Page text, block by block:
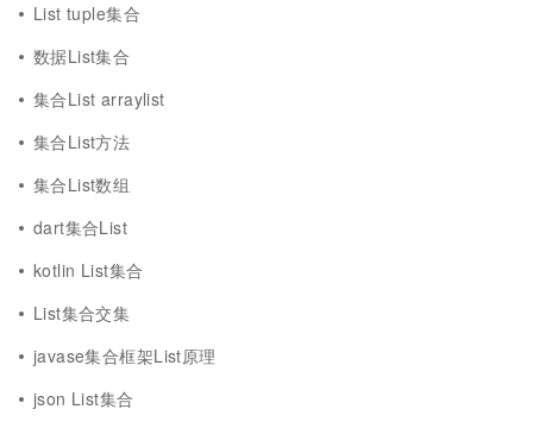
List tuple集合
数据List集合
集合List arraylist
集合List方法
集合List数组
dart集合List
kotlin List集合
List集合交集
javase集合框架List原理
json List集合